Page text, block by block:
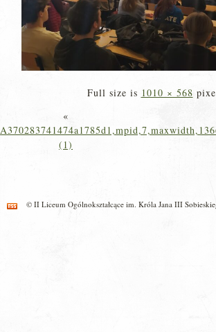
Full size is 1010 × 568
«
(1)
© II Liceum Ogólnokształcące im. Króla Jana III